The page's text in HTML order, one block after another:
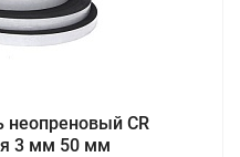
неопреновый CR
3 мм 50 мм